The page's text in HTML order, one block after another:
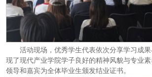
活动现场，优秀学生代表依次分享学习成
现了现代产业学院学子良好的精神风貌与专业
领导和嘉宾为全体毕业生颁发结业证书。